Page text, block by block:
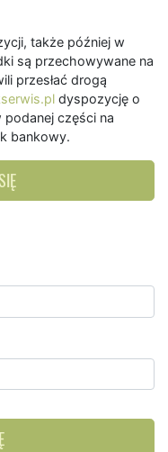
także później w
są przechowywane na
przesłać drogą
dyspozycję o
części na
bankowy.